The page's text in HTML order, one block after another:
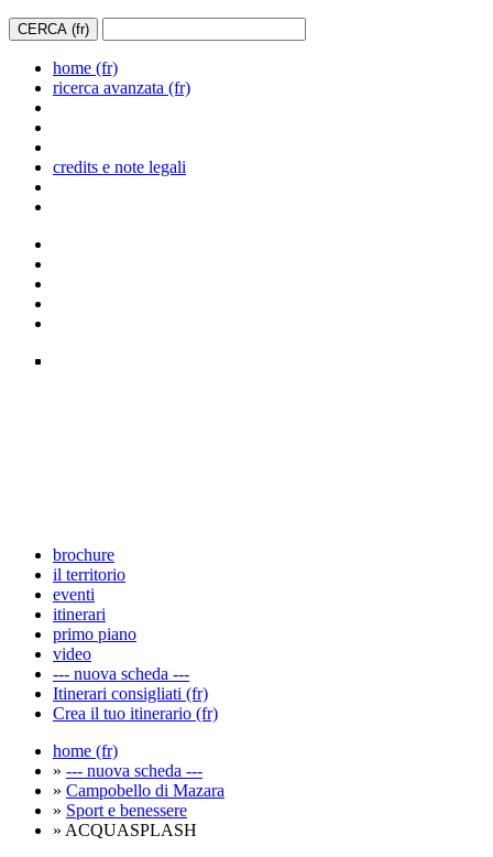
home (fr)
ricerca avanzata (fr)
credits e note legali
brochure
il territorio
eventi
itinerari
primo piano
video
--- nuova scheda ---
Itinerari consigliati (fr)
Crea il tuo itinerario (fr)
home (fr)
» --- nuova scheda ---
» Campobello di Mazara
» Sport e benessere
» ACQUASPLASH